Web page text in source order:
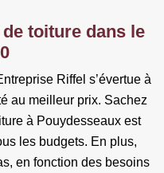
toiture dans le
Riffel s’évertue à
au meilleur prix. Sachez
à Pouydesseaux est
les budgets. En plus,
en fonction des besoins